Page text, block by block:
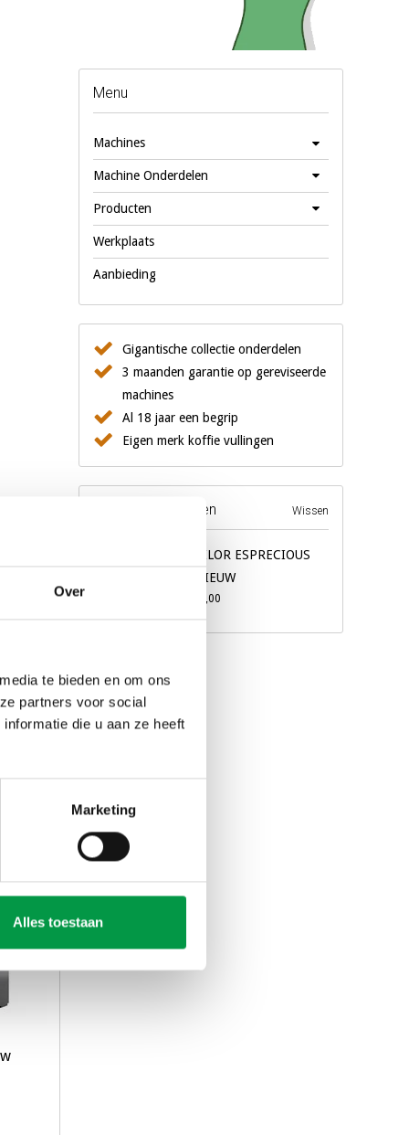
Over
te bieden en om ons
partners voor social
die u aan ze heeft
Marketing
Alles toestaan
Menu
Machines
Machine Onderdelen
Producten
Werkplaats
Aanbieding
Gigantische collectie onderdelen
3 maanden garantie op gereviseerde
machines
Al 18 jaar een begrip
Eigen merk koffie vullingen
Recente producten Wissen
BRAVILOR ESPRECIOUS
11L NIEUW
€5.541,00